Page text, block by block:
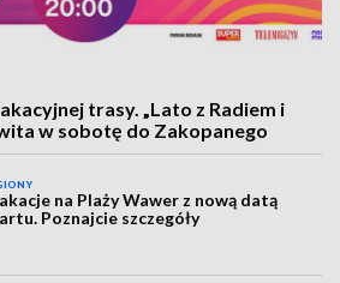
trasy. „Lato z Radiem i
w sobotę do Zakopanego
na Plaży Wawer z nową datą
Poznajcie szczegóły